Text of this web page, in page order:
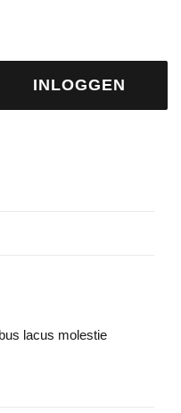
INLOGGEN
lacus molestie